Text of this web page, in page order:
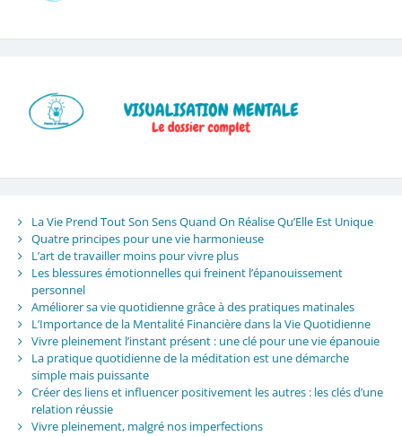
La Vie Prend Tout Son Sens Quand On Réalise Qu’Elle Est Unique
Quatre principes pour une vie harmonieuse
L’art de travailler moins pour vivre plus
Les blessures émotionnelles qui freinent l’épanouissement
personnel
Améliorer sa vie quotidienne grâce à des pratiques matinales
L’Importance de la Mentalité Financière dans la Vie Quotidienne
Vivre pleinement l’instant présent : une clé pour une vie épanouie
La pratique quotidienne de la méditation est une démarche
simple mais puissante
Créer des liens et influencer positivement les autres : les clés d’une
relation réussie
Vivre pleinement, malgré nos imperfections